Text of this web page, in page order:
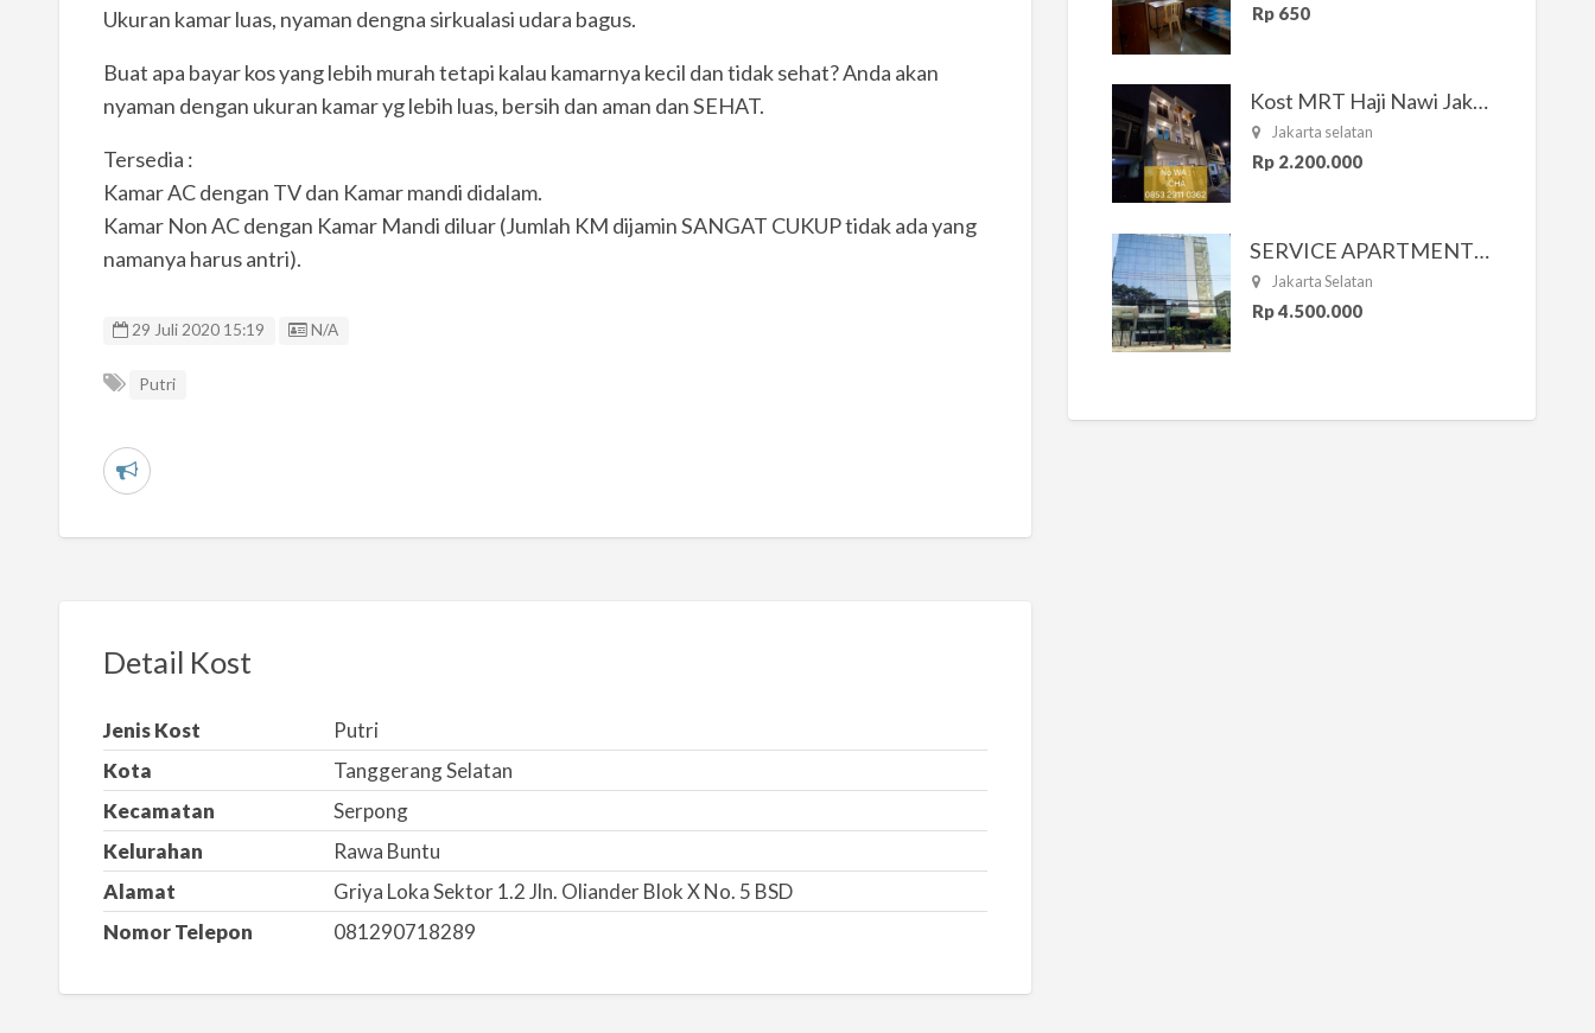
Ukuran kamar luas, nyaman dengna sirkualasi udara bagus.
Buat apa bayar kos yang lebih murah tetapi kalau kamarnya kecil dan tidak sehat? Anda akan
nyaman dengan ukuran kamar yg lebih luas, bersih dan aman dan SEHAT.
Tersedia :
Kamar AC dengan TV dan Kamar mandi didalam.
Kamar Non AC dengan Kamar Mandi diluar (Jumlah KM dijamin SANGAT CUKUP tidak ada yang
namanya harus antri).
29 Juli 2020 15:19 Listing ID
N/A
Putri
L
a
m
a
s
a
l
a
h
Detail Kost
Jenis Kost
Putri
Kota
Tanggerang Selatan
Kecamatan
Serpong
Kelurahan
Rawa Buntu
Alamat
Griya Loka Sektor 1.2 Jln. Oliander Blok X No. 5 BSD
Nomor Telepon
081290718289
Rp 650
Kost MRT Haji Nawi Jakarta Selatan
Jakarta selatan
Rp 2.200.000
SERVICE APARTMENT SOUTH RESIDENCE
Jakarta Selatan
Rp 4.500.000